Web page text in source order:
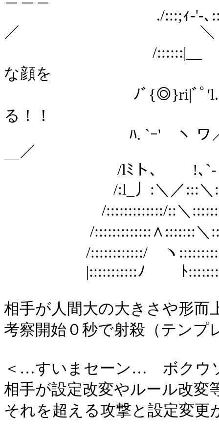
./:::;ｨ-'-､
／ ＼
/::::::|__ _>;;ヾ
な顔を
ﾉﾞ{◎}ri|ﾞﾟ'l. ⌒ い
る！！
ﾊ. `ｰ' ヽ ワ／|ﾘﾊヾ
＿／
/lﾐト､ !､`-
/:l_丿:＼／:::＼
/:::::::::::::/::＼
/:::::::::::::∧:::::::＼
/::::::::::::/ ヽ
|:::::::::::ﾉ ﾄ
相手が人間大の大きさや形而
考察開始０秒で射殺（テンプ
＜…すいまセーン… ボクウ
相手が設定改変やルール改変
それを超える攻撃と設定変更